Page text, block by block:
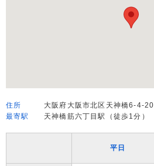
住所
大阪府大阪市北区天神橋6-4-20
最寄駅
天神橋筋六丁目駅（徒歩1分）
平日